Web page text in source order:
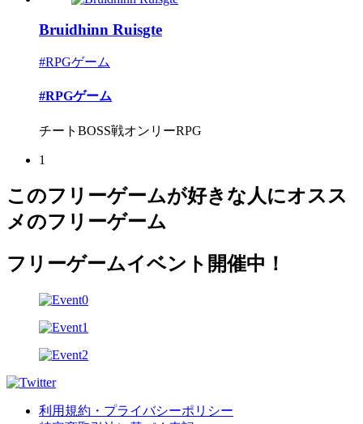
Bruidhinn Ruisgte
#RPGゲーム
#RPGゲーム
チートBOSS戦オンリーRPG
1
このフリーゲームが好きな人にオスス
メのフリーゲーム
フリーゲームイベント開催中！
利用規約・プライバシーポリシー